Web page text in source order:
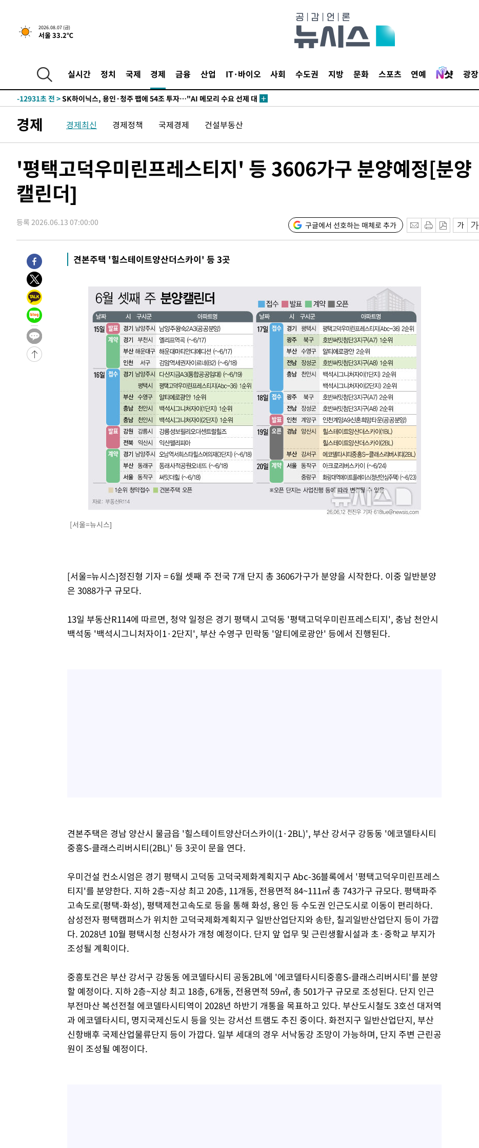
2026.08.07 (금)
서울 33.2℃
실시간 정치 국제 경제 금융 산업 IT·바이오 사회 수도권 지방 문화 스포츠 연예 광장
실천"
-25159초 전 >이란, "오만과 '중앙 단일 루트' 합의…북쪽 인바운드·남쪽 아웃바
운드는 임시"
-16727초 전 >"낮 기온 소폭 하락"…수도권 폭염중대경보, 폭염경보로 하향
-16654초 전 >
[단독]중수청 지원 검사들, 정원 초과 시 낮은 계급 임용…희망지 못
-14625초 전 >
-12931초 전 >SK하이닉스, 용인·청주 팹에 54조 투자…"AI 메모리 수요 선제 대
-9040초 전 >
외국인 심판 성 접대 7경기 들여다보니…한국 축구 '5승 2무'
-8774초 전 >[속보]코스닥, 2.86포인트(0.36%) 내린 798.81마감
-8707초 전 >[속보]원·달러 환율, 7.7원 내린 1416.1원 마감
-8596초 전 >[속보] 노원서 40.1도 관측…서울, 2018년 이후 첫 40도
-5686초 전 >[속보]종합특검, '계엄 수용공간 확보' 신용해 前교정본부장 기소
-4530초 전 >11시간 압수수색에 성접대 파문까지…'쑥대밭' 된 축구협회
-3552초 전 >[속보]규제합리화위원회 부위원장에 김태유 서울대 공대 교수…이병
태 후임
1분 전 >[속보]국힘 윤리위, '돌려차기 발언' 진종오·서범수 징계 절차 개시
-30783초 전 >
하향수정 (2보)
-30231초 전 >
[속보] 미 사업체, 일자리 7월에 2.3만 개 줄어…실업률은 4.1%로
-26094초 전 >
[속보]이 대통령 "부동산 공급 기존 사고방식 매달리지 말고 과감히
실천"
-25179초 전 >
이란, "오만과 '중앙 단일 루트' 합의…북쪽 인바운드·남쪽 아웃바
운드는 임시"
-16747초 전 >
"낮 기온 소폭 하락"…수도권 폭염중대경보, 폭염경보로 하향
-16711초 전 >
[속보]이 대통령, '호우피해' 안동·의성 관할 4개 면 특별재난지역
선포
-16674초 전 >
[단독]중수청 지원 검사들, 정원 초과 시 낮은 계급 임용…희망지 못
낮 최고 37도 찜통더위…곳곳 소나기·강원 많은 비[내일날씨]
SK하이닉스, 용인·청주 팹에 54조 투자…"AI 메모리 수요 선제 대
여자배구 이재영·이다영 자매, 아제르바이잔 투란VC 입단
외국인 심판 성 접대 7경기 들여다보니…한국 축구 '5승 2무'
[속보]코스닥, 2.86포인트(0.36%) 내린 798.81마감
[속보]코스피, 6200선 약보합…0.60% 내린 6258.77에 마쳐
[속보]원·달러 환율, 7.7원 내린 1416.1원 마감
[속보] 노원서 40.1도 관측…서울, 2018년 이후 첫 40도
[속보]종합특검, '계엄 수용공간 확보' 신용해 前교정본부장 기소
외신들도 주목한 韓축구 파문…"국민적 공분에 수사 재개"
[속보]규제합리화위원회 부위원장에 김태유 서울대 공대 교수…이병
경제 경제최신 경제정책 국제경제 건설부동산
'평택고덕우미린프레스티지' 등 3606가구 분양예정[분양
캘린더]
등록 2026.06.13 07:00:00 구글에서 선호하는 매체로 추가
견본주택 '힐스테이트양산더스카이' 등 3곳
[서울=뉴시스]
[서울=뉴시스]정진형 기자 = 6월 셋째 주 전국 7개 단지 총 3606가구가 분양을 시작한다. 이중 일반분양
은 3088가구 규모다.
13일 부동산R114에 따르면, 청약 일정은 경기 평택시 고덕동 '평택고덕우미린프레스티지', 충남 천안시
백석동 '백석시그니처자이1·2단지', 부산 수영구 민락동 '알티에로광안' 등에서 진행된다.
견본주택은 경남 양산시 물금읍 '힐스테이트양산더스카이(1·2BL)', 부산 강서구 강동동 '에코델타시티
중흥S-클래스리버시티(2BL)' 등 3곳이 문을 연다.
우미건설 컨소시엄은 경기 평택시 고덕동 고덕국제화계획지구 Abc-36블록에서 '평택고덕우미린프레스
티지'를 분양한다. 지하 2층~지상 최고 20층, 11개동, 전용면적 84~111㎡ 총 743가구 규모다. 평택파주
고속도로(평택-화성), 평택제천고속도로 등을 통해 화성, 용인 등 수도권 인근도시로 이동이 편리하다.
삼성전자 평택캠퍼스가 위치한 고덕국제화계획지구 일반산업단지와 송탄, 칠괴일반산업단지 등이 가깝
다. 2028년 10월 평택시청 신청사가 개청 예정이다. 단지 앞 업무 및 근린생활시설과 초·중학교 부지가
조성될 계획이다.
중흥토건은 부산 강서구 강동동 에코델타시티 공동2BL에 '에코델타시티중흥S-클래스리버시티'를 분양
할 예정이다. 지하 2층~지상 최고 18층, 6개동, 전용면적 59㎡, 총 501가구 규모로 조성된다. 단지 인근
부전마산 복선전철 에코델타시티역이 2028년 하반기 개통을 목표하고 있다. 부산도시철도 3호선 대저역
과 에코델타시티, 명지국제신도시 등을 잇는 강서선 트램도 추진 중이다. 화전지구 일반산업단지, 부산
신항배후 국제산업물류단지 등이 가깝다. 일부 세대의 경우 서낙동강 조망이 가능하며, 단지 주변 근린공
원이 조성될 예정이다.